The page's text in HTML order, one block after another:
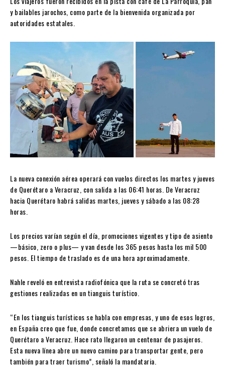
y bailables jarochos, como parte de la bienvenida organizada por
autoridades estatales.
La nueva conexión aérea operará con vuelos directos los martes y jueves
de Querétaro a Veracruz, con salida a las 06:41 horas. De Veracruz
hacia Querétaro habrá salidas martes, jueves y sábado a las 08:28
horas.
Los precios varían según el día, promociones vigentes y tipo de asiento
—básico, zero o plus— y van desde los 365 pesos hasta los mil 500
pesos. El tiempo de traslado es de una hora aproximadamente.
Nahle reveló en entrevista radiofónica que la ruta se concretó tras
gestiones realizadas en un tianguis turístico.
“En los tianguis turísticos se habla con empresas, y uno de esos logros,
en España creo que fue, donde concretamos que se abriera un vuelo de
Querétaro a Veracruz. Hace rato llegaron un centenar de pasajeros.
Esta nueva línea abre un nuevo camino para transportar gente, pero
también para traer turismo”, señaló la mandataria.